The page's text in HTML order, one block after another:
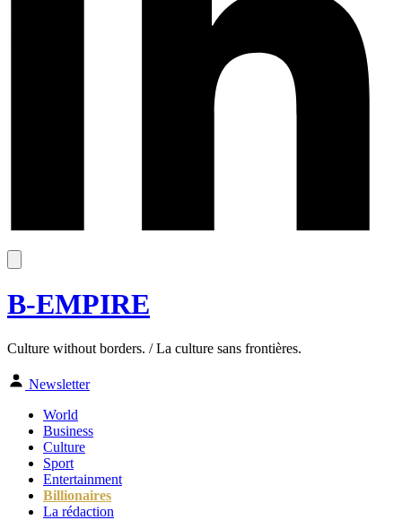
B-EMPIRE
Culture without borders. / La culture sans frontières.
Newsletter
World
Business
Culture
Sport
Entertainment
Billionaires
La rédaction